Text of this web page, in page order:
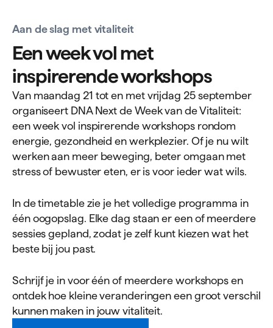
Aan de slag met vitaliteit
Een week vol met
inspirerende workshops
Van maandag 21 tot en met vrijdag 25 september
organiseert DNA Next de Week van de Vitaliteit:
een week vol inspirerende workshops rondom
energie, gezondheid en werkplezier. Of je nu wilt
werken aan meer beweging, beter omgaan met
stress of bewuster eten, er is voor ieder wat wils.
In de timetable zie je het volledige programma in
één oogopslag. Elke dag staan er een of meerdere
sessies gepland, zodat je zelf kunt kiezen wat het
beste bij jou past.
Schrijf je in voor één of meerdere workshops en
ontdek hoe kleine veranderingen een groot verschil
kunnen maken in jouw vitaliteit.